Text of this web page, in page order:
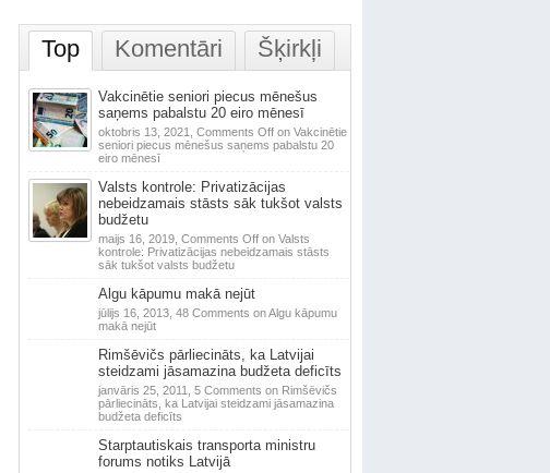
Top Komentāri Šķirkļi
Vakcinētie seniori piecus mēnešus
saņems pabalstu 20 eiro mēnesī
oktobris 13, 2021, Comments Offon Vakcinētie
seniori piecus mēnešus saņems pabalstu 20
eiro mēnesī
Valsts kontrole: Privatizācijas
nebeidzamais stāsts sāk tukšot valsts
budžetu
maijs 16, 2019, Comments Offon Valsts
kontrole: Privatizācijas nebeidzamais stāsts
sāk tukšot valsts budžetu
Algu kāpumu makā nejūt
jūlijs 16, 2013, 48 Comments on Algu kāpumu
makā nejūt
Rimšēvičs pārliecināts, ka Latvijai
steidzami jāsamazina budžeta deficīts
janvāris 25, 2011, 5 Comments on Rimšēvičs
pārliecināts, ka Latvijai steidzami jāsamazina
budžeta deficīts
Starptautiskais transporta ministru
forums notiks Latvijā